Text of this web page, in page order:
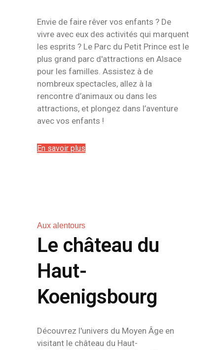
Envie de faire rêver vos enfants ? De
vivre avec eux des activités qui marquent
les esprits ? Le Parc du Petit Prince est le
plus grand parc d'attractions en Alsace
pour les familles. Assistez à de
nombreux spectacles, allez à la
rencontre d’animaux ou dans les
attractions, et plongez dans l’aventure
avec vos enfants !
En savoir plus
Aux alentours
Le château du
Haut-
Koenigsbourg
Découvrez l'univers du Moyen Âge en
visitant le château du Haut-